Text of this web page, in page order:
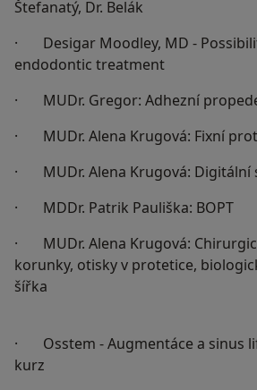
Štefanatý, Dr. Belák
· Desigar Moodley, MD -
endodontic treatment
· MUDr. Gregor: Adhezní
· MUDr. Alena Krugová: Fixní
· MUDr. Alena Krugová: Digitální
· MDDr. Patrik Pauliška: BOPT
· MUDr. Alena Krugová:
korunky, otisky v protetice,
· Osstem - Augmentáce a sinus
kurz